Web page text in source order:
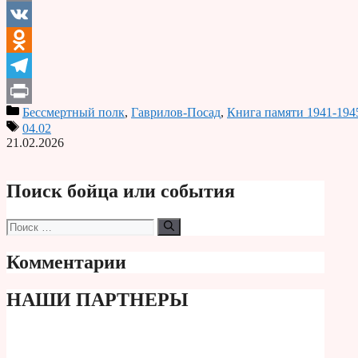
Email
VK
Odnoklassniki
Telegram
PrintБессмертный полк, Гаврилов-Посад, Книга памяти 1941-
04.02
21.02.2026
Поиск бойца или события
Поиск:
Комментарии
НАШИ ПАРТНЕРЫ